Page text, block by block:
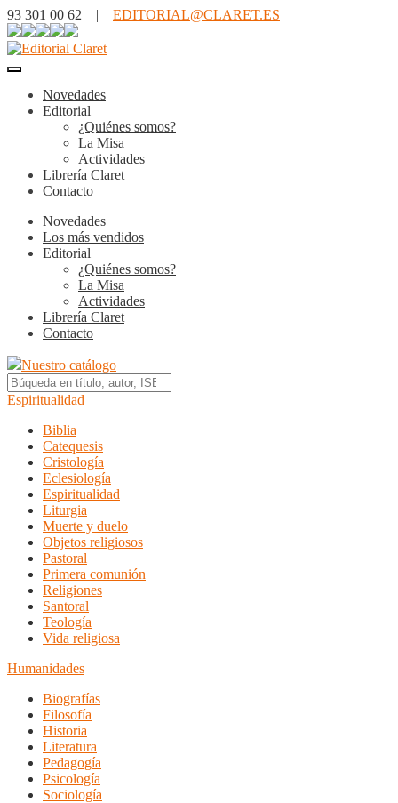
93 301 00 62 | EDITORIAL@CLARET.ES
Novedades
Editorial
¿Quiénes somos?
La Misa
Actividades
Librería Claret
Contacto
Novedades
Los más vendidos
Editorial
¿Quiénes somos?
La Misa
Actividades
Librería Claret
Contacto
Nuestro catálogo
Espiritualidad
Biblia
Catequesis
Cristología
Eclesiología
Espiritualidad
Liturgia
Muerte y duelo
Objetos religiosos
Pastoral
Primera comunión
Religiones
Santoral
Teología
Vida religiosa
Humanidades
Biografías
Filosofía
Historia
Literatura
Pedagogía
Psicología
Sociología